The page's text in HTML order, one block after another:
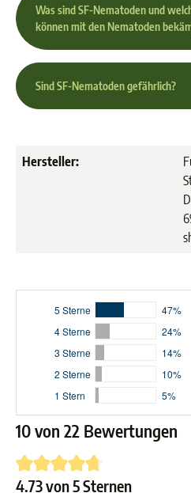
Was sind SF-Nematoden und
können mit den Nematoden
Sind SF-Nematoden gefährlich?
Hersteller:
10 von 22 Bewertungen
Durchschnittliche Bewertung von 4.7
4.73 von 5 Sternen